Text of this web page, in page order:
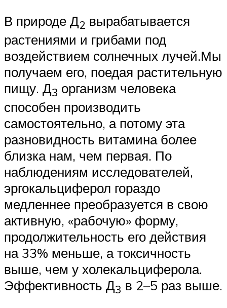
В природе Д2 вырабатывается
растениями и грибами под
воздействием солнечных лучей.Мы
получаем его, поедая растительную
пищу. Д3 организм человека
способен производить
самостоятельно, а потому эта
разновидность витамина более
близка нам, чем первая. По
наблюдениям исследователей,
эргокальциферол гораздо
медленнее преобразуется в свою
активную, «рабочую» форму,
продолжительность его действия
на 33% меньше, а токсичность
выше, чем у холекальциферола.
Эффективность Д3 в 2–5 раз выше.